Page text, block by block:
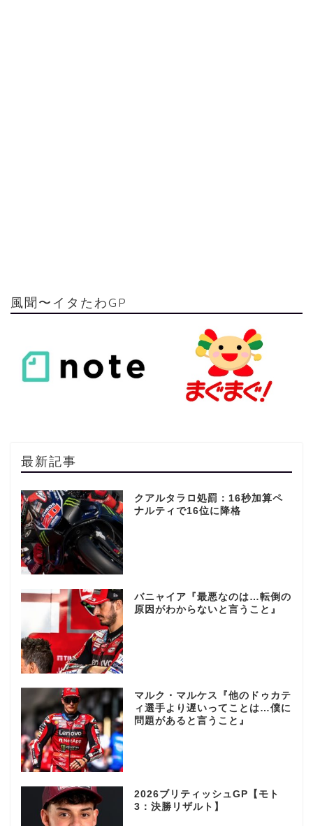
風聞〜イタたわGP
最新記事
クアルタラロ処罰：16秒加算ペ
ナルティで16位に降格
バニャイア『最悪なのは…転倒の
原因がわからないと言うこと』
マルク・マルケス『他のドゥカテ
ィ選手より遅いってことは…僕に
問題があると言うこと』
2026ブリティッシュGP【モト
3：決勝リザルト】